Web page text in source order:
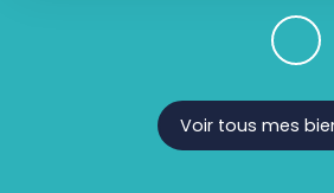
Voir tous mes